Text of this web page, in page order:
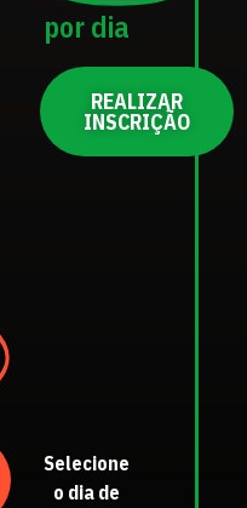
por dia
REALIZAR
INSCRIÇÃO
Selecione
o dia de